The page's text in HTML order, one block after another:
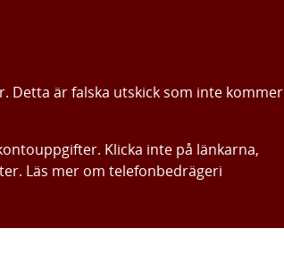
Detta är falska utskick som inte kommer
Klicka inte på länkarna,
Läs mer om telefonbedrägeri